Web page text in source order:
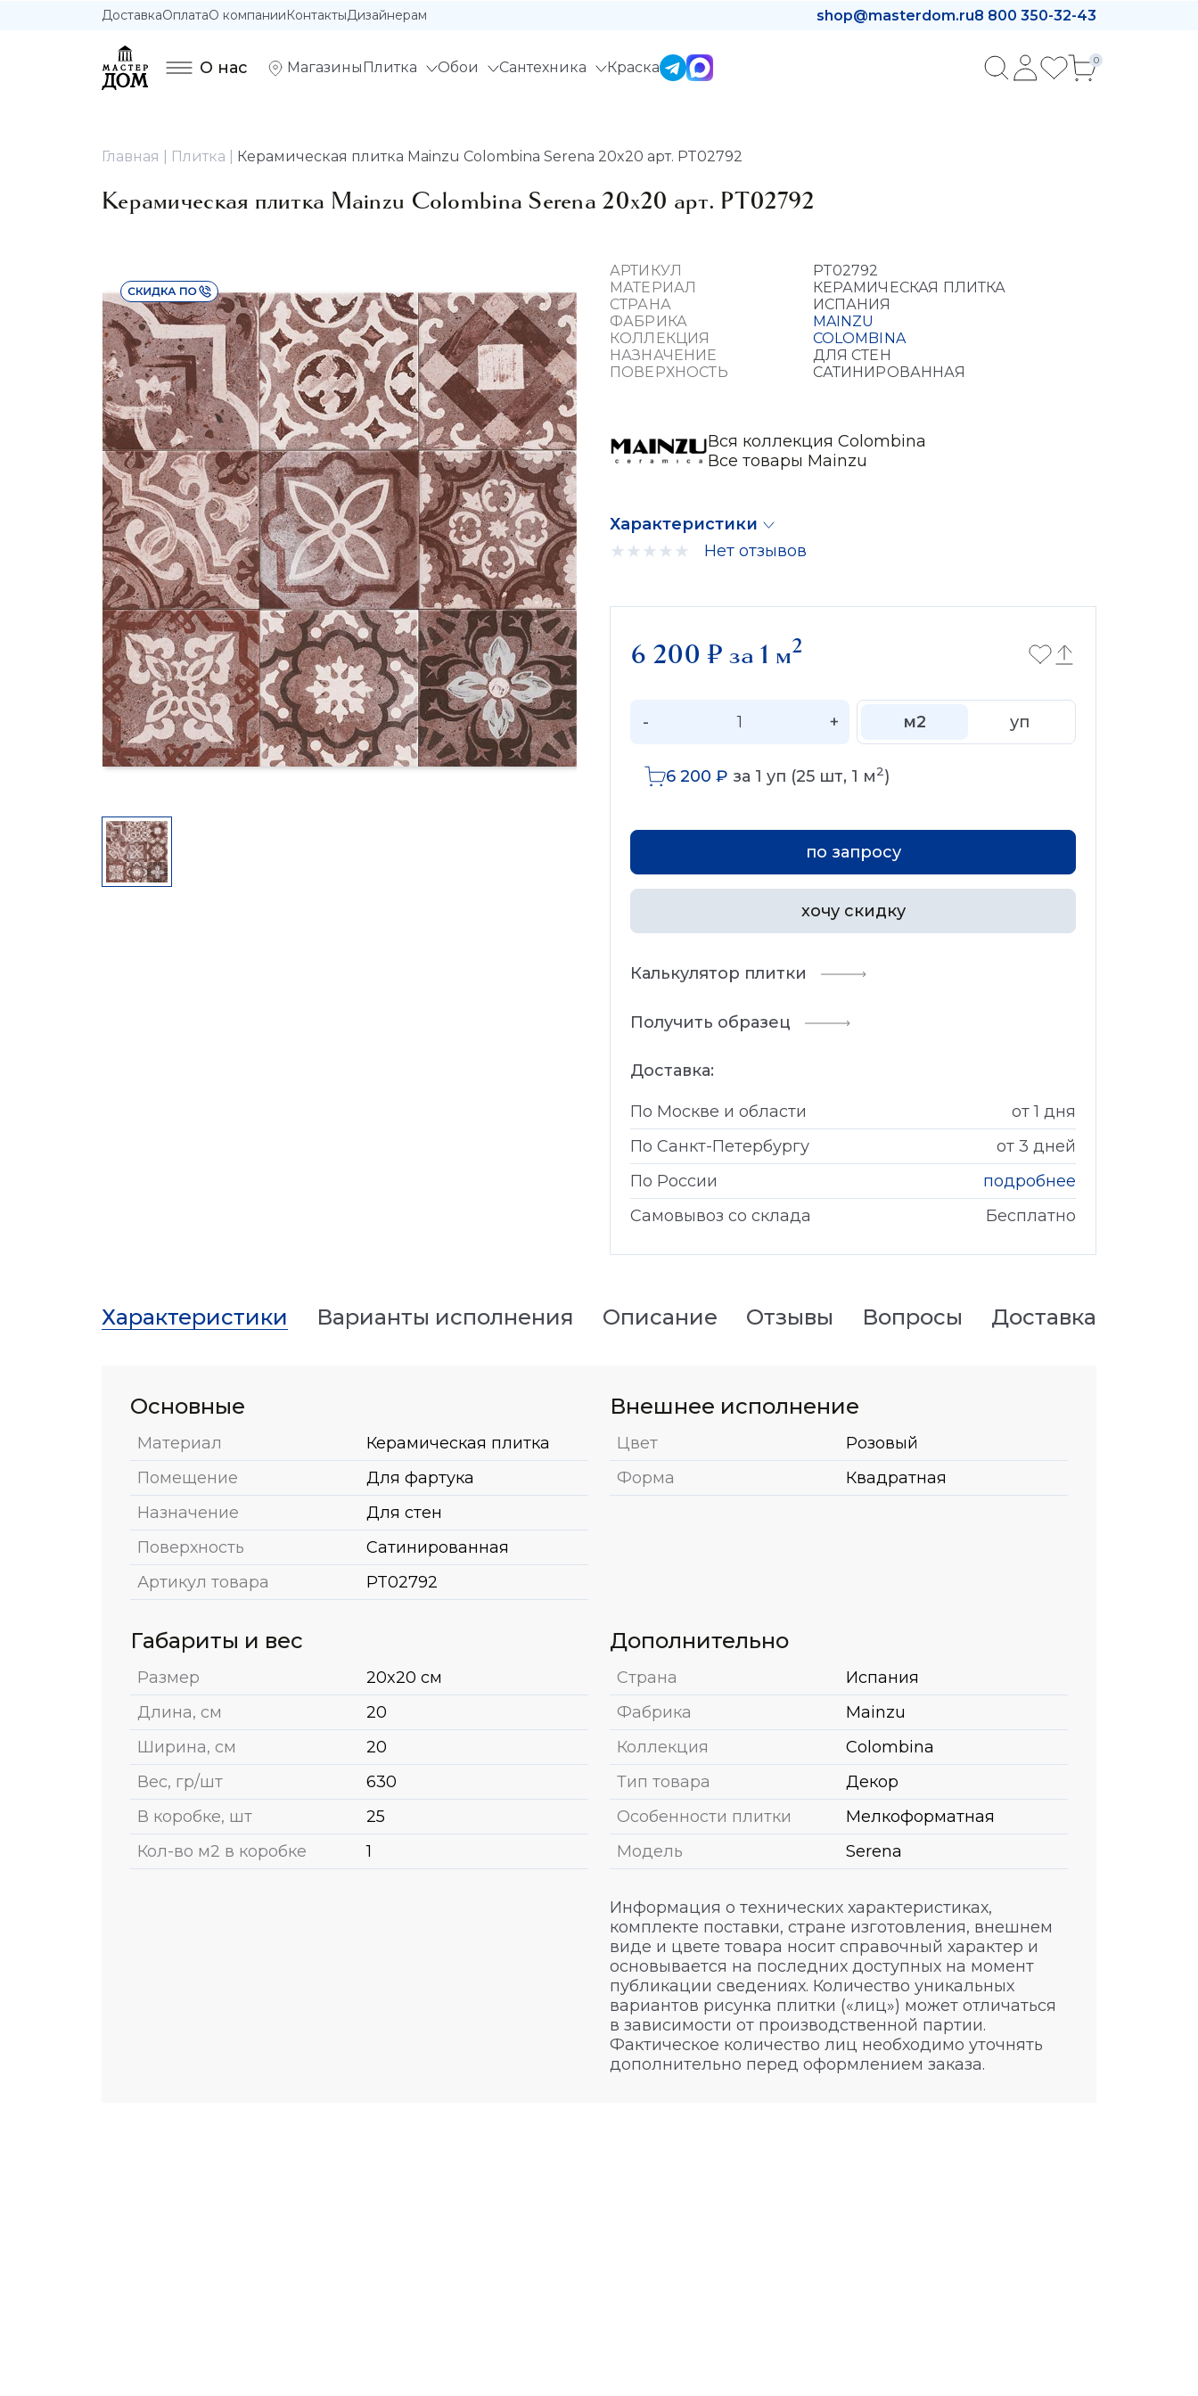
ДоставкаОплатаО компанииКонтактыДизайнерам shop@masterdom.ru8 800 350-32-43
О нас Магазины Плитка Обои Сантехника Краска 0
Главная Плитка Керамическая плитка Mainzu Colombina Serena 20x20 арт. PT02792
Керамическая плитка Mainzu Colombina Serena 20x20 арт. PT02792
АРТИКУЛ
PT02792
МАТЕРИАЛ
КЕРАМИЧЕСКАЯ ПЛИТКА
СТРАНА
ИСПАНИЯ
ФАБРИКА
MAINZU
КОЛЛЕКЦИЯ
COLOMBINA
НАЗНАЧЕНИЕ
ДЛЯ СТЕН
ПОВЕРХНОСТЬ
САТИНИРОВАННАЯ
Вся коллекция Colombina
Все товары Mainzu
Характеристики
Нет отзывов
6 200 ₽ за 1 м2
- + м2 уп
6 200 ₽ за 1 уп (25 шт, 1 м2)
по запросу
хочу скидку
Калькулятор плитки
Получить образец
Доставка:
По Москве и области
от 1 дня
По Санкт-Петербургу
от 3 дней
По России
подробнее
Самовывоз со склада
Бесплатно
Характеристики Варианты исполнения Описание Отзывы Вопросы Доставка
Основные
Материал
Керамическая плитка
Помещение
Для фартука
Назначение
Для стен
Поверхность
Сатинированная
Артикул товара
PT02792
Внешнее исполнение
Цвет
Розовый
Форма
Квадратная
Габариты и вес
Размер
20x20 см
Длина, см
20
Ширина, см
20
Вес, гр/шт
630
В коробке, шт
25
Кол-во м2 в коробке
1
Дополнительно
Страна
Испания
Фабрика
Mainzu
Коллекция
Colombina
Тип товара
Декор
Особенности плитки
Мелкоформатная
Модель
Serena
Информация о технических характеристиках,
комплекте поставки, стране изготовления, внешнем
виде и цвете товара носит справочный характер и
основывается на последних доступных на момент
публикации сведениях. Количество уникальных
вариантов рисунка плитки («лиц») может отличаться
в зависимости от производственной партии.
Фактическое количество лиц необходимо уточнять
дополнительно перед оформлением заказа.